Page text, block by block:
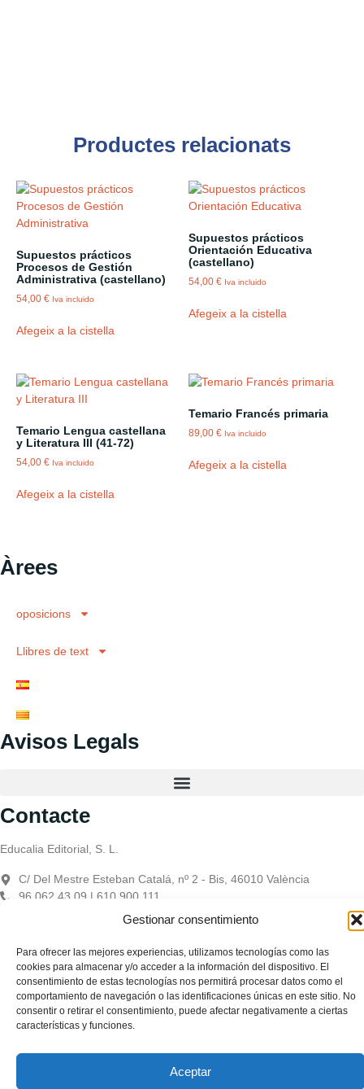
Gestionar consentimiento
Para ofrecer las mejores experiencias, utilizamos tecnologías como las
cookies para almacenar y/o acceder a la información del dispositivo. El
consentimiento de estas tecnologías nos permitirá procesar datos como el
comportamiento de navegación o las identificaciones únicas en este sitio. No
consentir o retirar el consentimiento, puede afectar negativamente a ciertas
características y funciones.
Aceptar
Productes relacionats
Supuestos prácticos
Procesos de Gestión
Administrativa (castellano)
54,00 € Iva incluido
Afegeix a la cistella
Supuestos prácticos
Orientación Educativa
(castellano)
54,00€ Iva incluido
Afegeix a la cistella
Temario Lengua castellana
y Literatura III (41-72)
54,00 € Iva incluido
Afegeix a la cistella
Temario Francés primaria
89,00€ Iva incluido
Afegeix a la cistella
Àrees
oposicions
Llibres de text
Avisos Legals
Contacte
Educalia Editorial, S. L.
C/ Del Mestre Esteban Catalá, nº 2 - Bis, 46010 València
96 062 43 09 | 610 900 111
educaliaeditorial@e-ducalia.com
Educàlia Editorial Sociedad Limitada – Presentación: Tomo 10411.
Libro 7692. Hoja V-179332. Folio 113 – C.I.F. B-98958523
Educàlia Editorial S.L. està adaptada en compliment de la LSSI-CE,